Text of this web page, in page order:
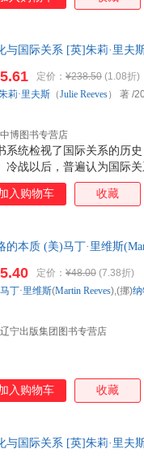
件，要面对一系列非常不
期望）产品管理能真正推
与国际关系 [英]朱莉·里夫
系统检视了国际关系的历
冷战以后，普遍认为国际
上对文化的不同理解，挑
定价： ¥238.50 (1.08折)
中博图书专营店
莉·里夫斯 （Julie Reeves） 著 /
入购物车 收藏
的本质 (美)马丁·里维斯
定价： ¥48.00 (7.38折)
辽宁出版集团图书专营店
马丁·里维斯(Martin Reeves),(挪)纳
入购物车 收藏
与国际关系 [英]朱莉·里夫